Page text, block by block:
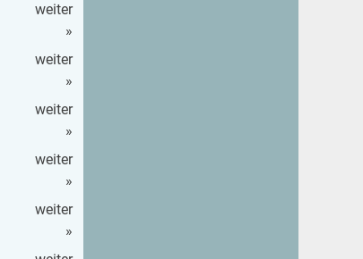
wei­ter
»
wei­ter
»
wei­ter
»
wei­ter
»
wei­ter
»